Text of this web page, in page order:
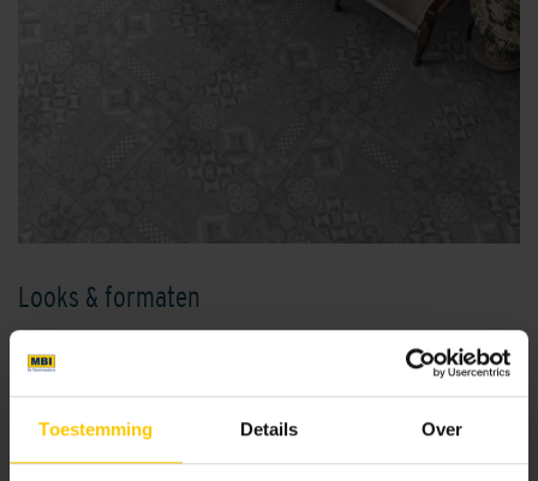
Toestemming Details Over
Looks & formaten
GeoProArte® is te bestellen in een houtlook of steenlook.
Het design oogt natuurlijk en sluit mooi aan op de
met de betonnen textuur en het onderscheid tussen digitaal